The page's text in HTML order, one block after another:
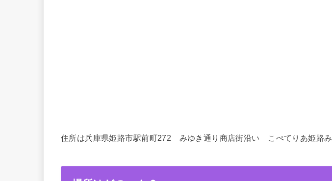
住所は兵庫県姫路市駅前町272 みゆき通り商店街沿い こぺてりあ姫路み